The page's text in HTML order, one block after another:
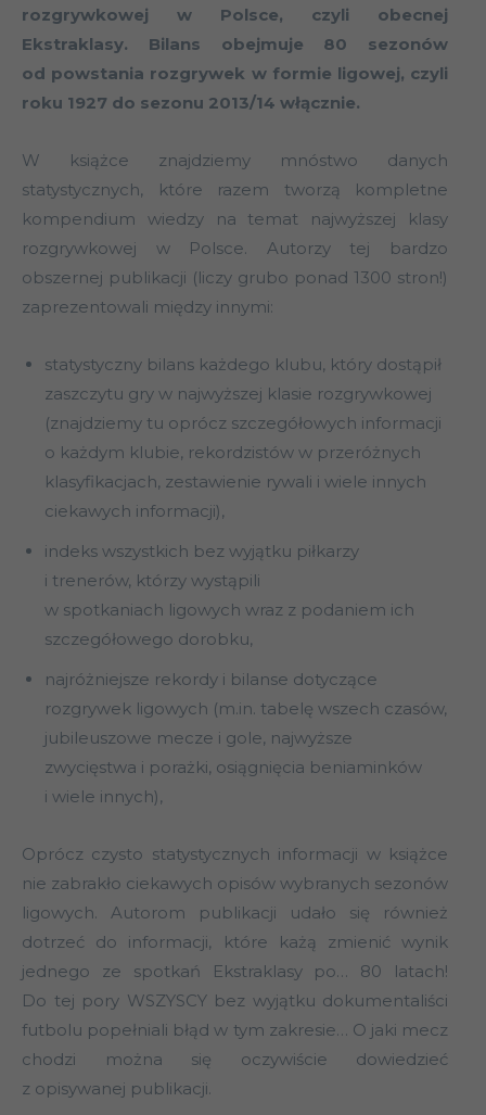
rozgrywkowej w Polsce, czyli obecnej
Ekstraklasy. Bilans obejmuje 80 sezonów
od powstania rozgrywek w formie ligowej, czyli
roku 1927 do sezonu 2013/14 włącznie.
W książce znajdziemy mnóstwo danych
statystycznych, które razem tworzą kompletne
kompendium wiedzy na temat najwyższej klasy
rozgrywkowej w Polsce. Autorzy tej bardzo
obszernej publikacji (liczy grubo ponad 1300 stron!)
zaprezentowali między innymi:
statystyczny bilans każdego klubu, który dostąpił
zaszczytu gry w najwyższej klasie rozgrywkowej
(znajdziemy tu oprócz szczegółowych informacji
o każdym klubie, rekordzistów w przeróżnych
klasyfikacjach, zestawienie rywali i wiele innych
ciekawych informacji),
indeks wszystkich bez wyjątku piłkarzy
i trenerów, którzy wystąpili
w spotkaniach ligowych wraz z podaniem ich
szczegółowego dorobku,
najróżniejsze rekordy i bilanse dotyczące
rozgrywek ligowych (m.in. tabelę wszech czasów,
jubileuszowe mecze i gole, najwyższe
zwycięstwa i porażki, osiągnięcia beniaminków
i wiele innych),
Oprócz czysto statystycznych informacji w książce
nie zabrakło ciekawych opisów wybranych sezonów
ligowych. Autorom publikacji udało się również
dotrzeć do informacji, które każą zmienić wynik
jednego ze spotkań Ekstraklasy po… 80 latach!
Do tej pory WSZYSCY bez wyjątku dokumentaliści
futbolu popełniali błąd w tym zakresie… O jaki mecz
chodzi można się oczywiście dowiedzieć
z opisywanej publikacji.